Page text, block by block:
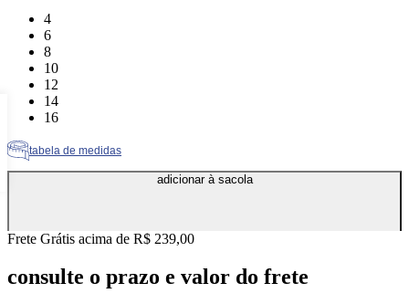
Tamanho: 4
4
Tamanho: 6
6
Tamanho: 8
8
Tamanho: 10
10
Tamanho: 12
12
Tamanho: 14
14
Tamanho: 16
16
tabela de medidas
adicionar à sacola
Frete Grátis acima de R$ 239,00
consulte o prazo e valor do frete